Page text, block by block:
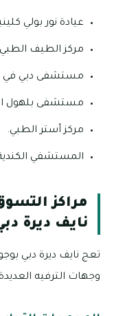
عيادة نور بولي
مركز الطيف
مستشفى دبي في
مستشفى بلهول
مركز أستر الطبي.
المستشفي
مراكز
نايف ديرة
تعج نايف ديرة دبي
وجهات الترفيه